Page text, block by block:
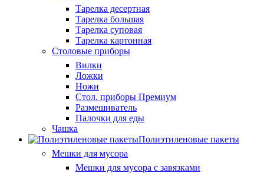
Тарелка десертная
Тарелка большая
Тарелка суповая
Тарелка картонная
Столовые приборы
Вилки
Ложки
Ножи
Стол. приборы Премиум
Размешиватель
Палочки для еды
Чашка
Полиэтиленовые пакеты
Мешки для мусора
Мешки для мусора с завязками